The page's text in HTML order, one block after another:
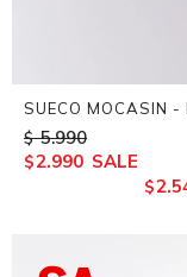
SUECO MOCASIN -
$ 5.990
$2.990
$